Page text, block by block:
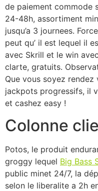
de paiement commode
24-48h, assortiment
jusqu’a 3 journees.
peut qu’ il est lequel il
avec Skrill et le win
clarte, gratuits.
Que vous soyez
jackpots progressifs, il
et cashez easy !
Colonne
Potos, le produit
groggy lequel Big Bass
public minet 24/7, la
selon le liberalite a 2h